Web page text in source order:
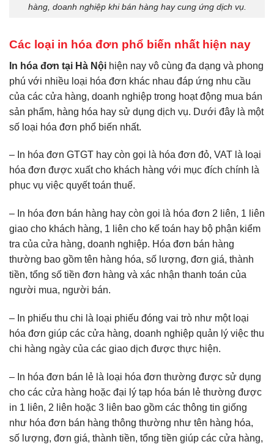
hàng, doanh nghiệp khi bán hàng hay cung ứng dịch vụ.
Các loại in hóa đơn phổ biến nhất hiện nay
In hóa đơn tại Hà Nội hiện nay vô cùng đa dạng và phong
phú với nhiều loại hóa đơn khác nhau đáp ứng nhu cầu
của các cửa hàng, doanh nghiệp trong hoạt động mua bán
sản phẩm, hàng hóa hay sử dụng dịch vụ. Dưới đây là một
số loại hóa đơn phổ biến nhất.
– In hóa đơn GTGT hay còn gọi là hóa đơn đỏ, VAT là loại
hóa đơn được xuất cho khách hàng với mục đích chính là
phục vụ việc quyết toán thuế.
– In hóa đơn bán hàng hay còn gọi là hóa đơn 2 liên, 1 liên
giao cho khách hàng, 1 liên cho kế toán hay bộ phận kiểm
tra của cửa hàng, doanh nghiệp. Hóa đơn bán hàng
thường bao gồm tên hàng hóa, số lượng, đơn giá, thành
tiền, tổng số tiền đơn hàng và xác nhận thanh toán của
người mua, người bán.
– In phiếu thu chi là loại phiếu đóng vai trò như một loại
hóa đơn giúp các cửa hàng, doanh nghiệp quản lý việc thu
chi hàng ngày của các giao dịch được thực hiện.
– In hóa đơn bán lẻ là loại hóa đơn thường được sử dụng
cho các cửa hàng hoặc đại lý tạp hóa bán lẻ thường được
in 1 liên, 2 liên hoặc 3 liên bao gồm các thông tin giống
như hóa đơn bán hàng thông thường như tên hàng hóa,
số lượng, đơn giá, thành tiền, tổng tiền giúp các cửa hàng,